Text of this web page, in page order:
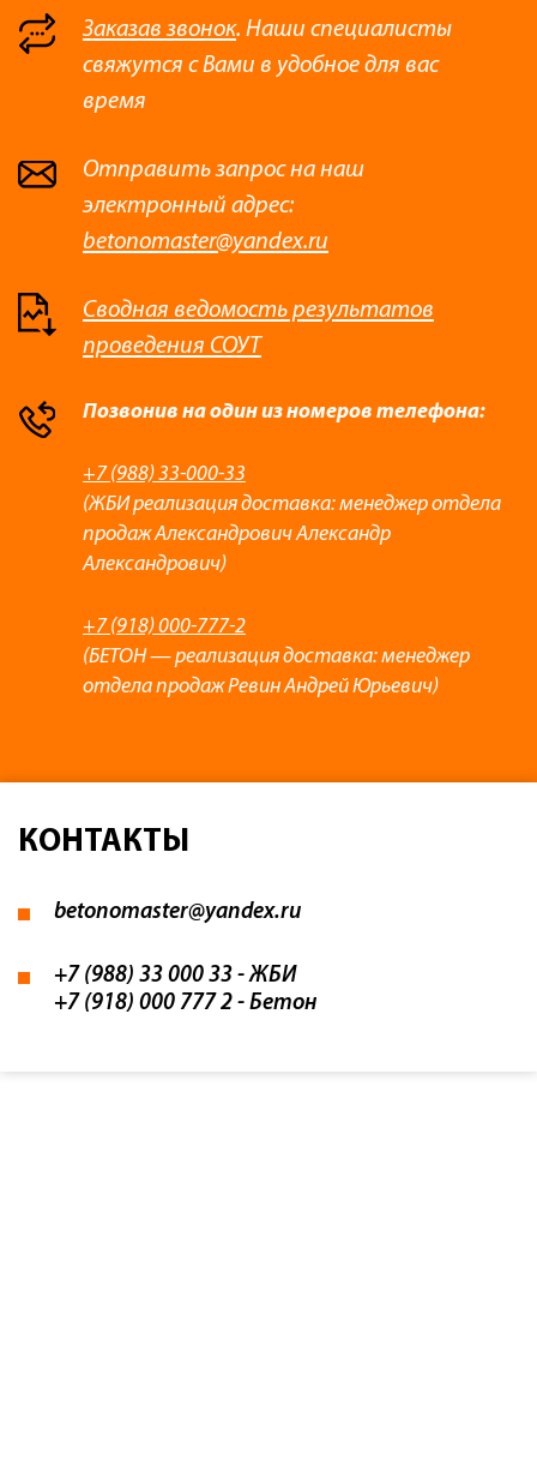
Заказав звонок. Наши специалисты
свяжутся с Вами в удобное для вас
время
Отправить запрос на наш
электронный адрес:
betonomaster@yandex.ru
Сводная ведомость результатов
проведения СОУТ
Позвонив на один из номеров телефона:
+7 (988) 33-000-33
(ЖБИ реализация доставка: менеджер отдела
продаж Александрович Александр
Александрович)
+7 (918) 000-777-2
(БЕТОН — реализация доставка: менеджер
отдела продаж Ревин Андрей Юрьевич)
КОНТАКТЫ
betonomaster@yandex.ru
+7 (988) 33 000 33 - ЖБИ
+7 (918) 000 777 2 - Бетон